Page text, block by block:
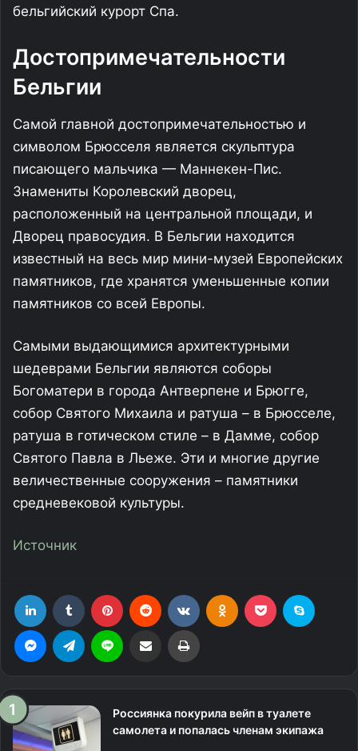
бельгийский курорт Спа.
Достопримечательности
Бельгии
Самой главной достопримечательностью и
символом Брюсселя является скульптура
писающего мальчика — Маннекен-Пис.
Знамениты Королевский дворец,
расположенный на центральной площади, и
Дворец правосудия. В Бельгии находится
известный на весь мир мини-музей Европейских
памятников, где хранятся уменьшенные копии
памятников со всей Европы.
Самыми выдающимися архитектурными
шедеврами Бельгии являются соборы
Богоматери в города Антверпене и Брюгге,
собор Святого Михаила и ратуша – в Брюсселе,
ратуша в готическом стиле – в Дамме, собор
Святого Павла в Льеже. Эти и многие другие
величественные сооружения – памятники
средневековой культуры.
Источник
Россиянка покурила вейп в туалете
самолета и попалась членам экипажа